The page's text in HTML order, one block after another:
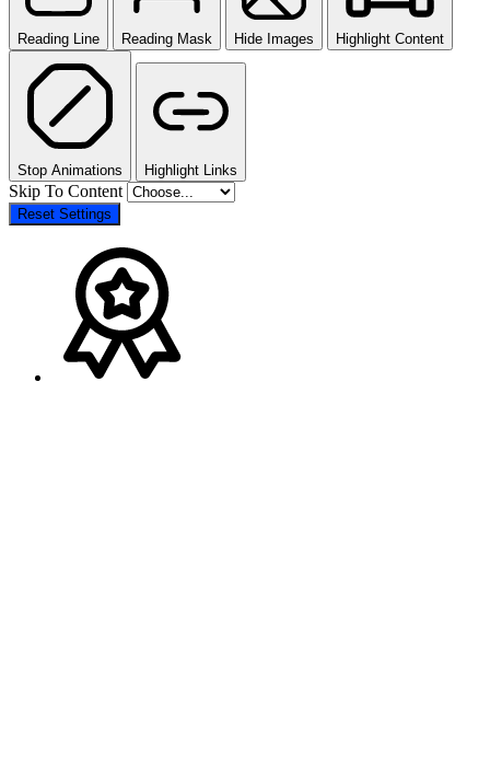
Reading Line Reading Mask Hide Images Highlight Content
Stop Animations Highlight Links
Skip To Content
Reset Settings